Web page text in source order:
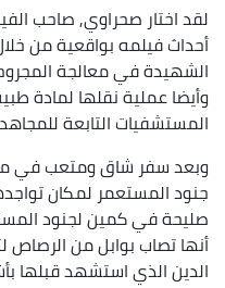
لقد اختار صحراوي, صاحب
أحداث فيلمه بواقعية من
الشهيدة في معالجة
وأيضا عملية نقلها لمادة
المستشفيات التابعة
وبعد سفر شاق ومتعب في
جنود المستعمر لمكان
صليحة في كمين لجنود
أنها تصاب بوابل من الرصاص
الدين الذي استشهد قبلها